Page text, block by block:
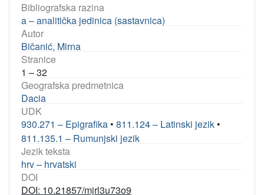
Bibliografska razina
a – analitička jedinica (sastavnica)
Autor
Bičanić, Mirna
Stranice
1 – 32
Geografska predmetnica
Dacia
UDK
930.271 – Epigrafika • 811.124 – Latinski jezik •
811.135.1 – Rumunjski jezik
Jezik teksta
hrv – hrvatski
DOI
DOI: 10.21857/mjrl3u73o9